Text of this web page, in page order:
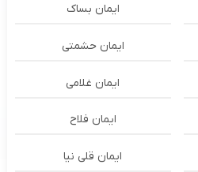
ایمان بساک
ایمان حشمتی
ایمان غلامی
ایمان فلاح
ایمان قلی نیا